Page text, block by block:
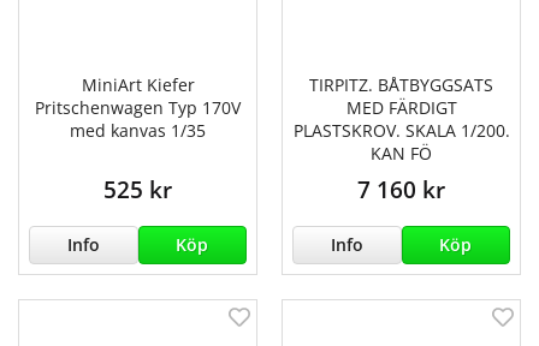
MiniArt Kiefer
Pritschenwagen Typ 170V
med kanvas 1/35
525 kr
Info Köp
TIRPITZ. BÅTBYGGSATS
MED FÄRDIGT
PLASTSKROV. SKALA 1/200.
KAN FÖ
7 160 kr
Info Köp